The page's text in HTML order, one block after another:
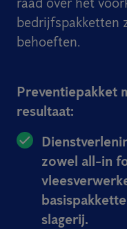
bedrijfspakketten
behoeften.
Preventiepakket
resultaat:
zowel all-in
slagerij.